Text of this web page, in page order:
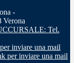
-
Verona
Tel.
inviare una mail
per inviare una mail